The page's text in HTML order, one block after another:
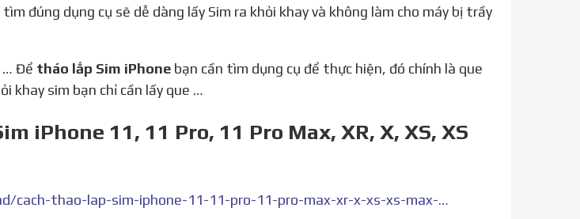
tìm đúng dụng cụ sẽ dễ dàng lấy Sim ra khỏi khay và không làm cho máy bị trầy
Để tháo lắp Sim iPhonebạn cần tìm dụng cụ để thực hiện, đó chính là que
khay sim bạn chỉ cần lấy que …
iPhone 11, 11 Pro, 11 Pro Max, XR, X, XS, XS
https://tinhte.vn/thread/cach-thao-lap-sim-iphone-11-11-pro-11-pro-max-xr-x-xs-xs-max-remove-or-switch-the-sim.3109756/